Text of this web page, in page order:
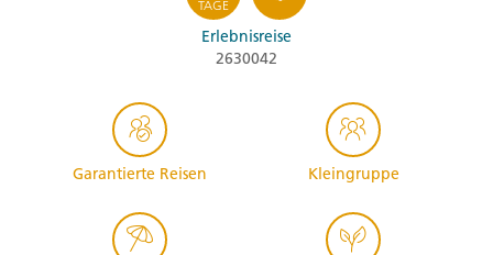
TAGE
Erlebnisreise
2630042
Garantierte Reisen Kleingruppe